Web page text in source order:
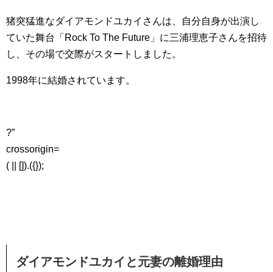
猪突猛進なダイアモンドユカイさんは、自分自身が出演し
ていた舞台「Rock To The Future」に三浦理恵子さんを招待
し、その場で交際がスタートしました。
1998年に結婚されています。
?”
crossorigin=
( || []).({});
ダイアモンドユカイと元妻の離婚理由